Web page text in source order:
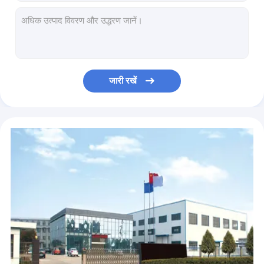
आसान कैरी 20 मिमी वेल्डिंग मशाल गन, ब्यूटेन सोल्डरिंग आयरन मशाल
14 सेमी पोर्टेबल गैस मशाल गन, आउटडोर कैम्पिंग बीबीक्यू गैस मशाल
OEM बीबीक्यू ताप इग्निशन 1300 सी गैस मशाल लौ गन
घरेलू कैम्पिंग गैस ब्लो टॉर्च, हैंड हेल्ड गैस ब्लो टॉर्च
आउटडोर कैसेट गैस मशाल बर्नर, 17 सेमी बीबीक्यू गन मशाल
जारी रखें